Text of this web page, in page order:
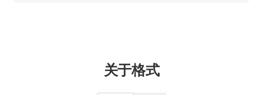
关于格式